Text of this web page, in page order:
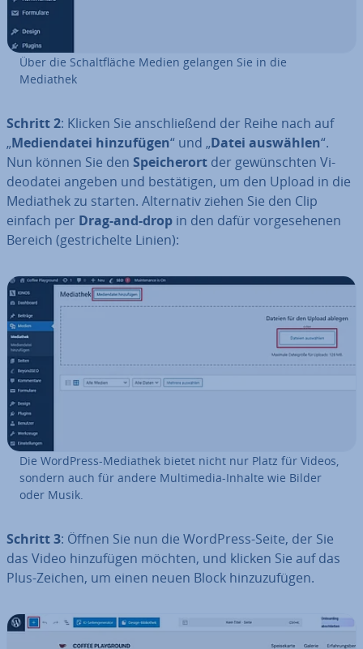
Über die Schalt­flä­che Medien gelangen Sie in die
Mediathek
Schritt 2: Klicken Sie an­schlie­ßend der Reihe nach auf
„Me­di­en­da­tei hin­zu­fü­gen“ und „Datei auswählen“.
Nun können Sie den Spei­cher­ort der ge­wünsch­ten Vi­
deo­da­tei angeben und be­stä­ti­gen, um den Upload in die
Mediathek zu starten. Al­ter­na­tiv ziehen Sie den Clip
einfach per Drag-and-drop in den dafür vor­ge­se­he­nen
Bereich (ge­stri­chel­te Linien):
Die WordPress-Mediathek bietet nicht nur Platz für Videos,
sondern auch für andere Mul­ti­me­dia-Inhalte wie Bilder
oder Musik.
Schritt 3: Öffnen Sie nun die WordPress-Seite, der Sie
das Video hin­zu­fü­gen möchten, und klicken Sie auf das
Plus-Zeichen, um einen neuen Block hin­zu­zu­fü­gen.